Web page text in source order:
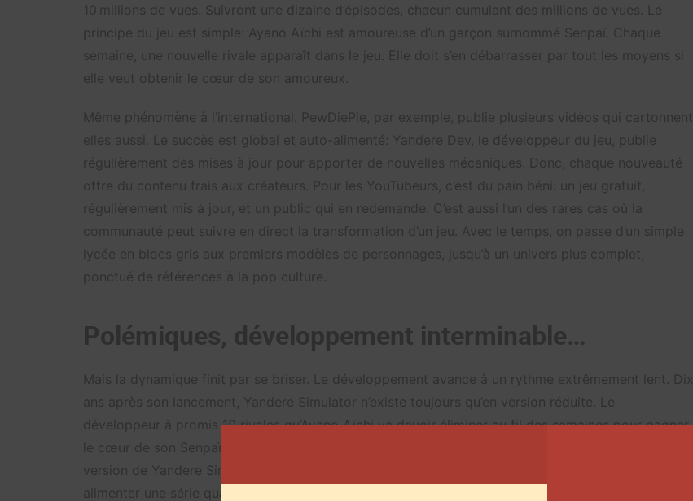
10 millions de vues. Suivront une dizaine d’épisodes, chacun cumulant des millions de vues. Le
principe du jeu est simple: Ayano Aïchi est amoureuse d’un garçon surnommé Senpaï. Chaque
semaine, une nouvelle rivale apparaît dans le jeu. Elle doit s’en débarrasser par tout les moyens si
elle veut obtenir le cœur de son amoureux.
Même phénomène à l’international. PewDiePie, par exemple, publie plusieurs vidéos qui cartonnent
elles aussi. Le succès est global et auto-alimenté: Yandere Dev, le développeur du jeu, publie
régulièrement des mises à jour pour apporter de nouvelles mécaniques. Donc, chaque nouveauté
offre du contenu frais aux créateurs. Pour les YouTubeurs, c’est du pain béni: un jeu gratuit,
régulièrement mis à jour, et un public qui en redemande. C’est aussi l’un des rares cas où la
communauté peut suivre en direct la transformation d’un jeu. Avec le temps, on passe d’un simple
lycée en blocs gris aux premiers modèles de personnages, jusqu’à un univers plus complet,
ponctué de références à la pop culture.
Polémiques, développement interminable…
Mais la dynamique finit par se briser. Le développement avance à un rythme extrêmement lent. Dix
ans après son lancement, Yandere Simulator n’existe toujours qu’en version réduite. Le
développeur à promis 10 rivales qu’Ayano Aïchi va devoir éliminer au fil des semaines pour gagner
le cœur de son Senpaï. En 2025, seules les deux premières rivales font partie de la première
version de Yandere Simulator. Pour les créateurs, la matière devient rare : difficile de continuer à
alimenter une série quand le jeu ne bouge plus.